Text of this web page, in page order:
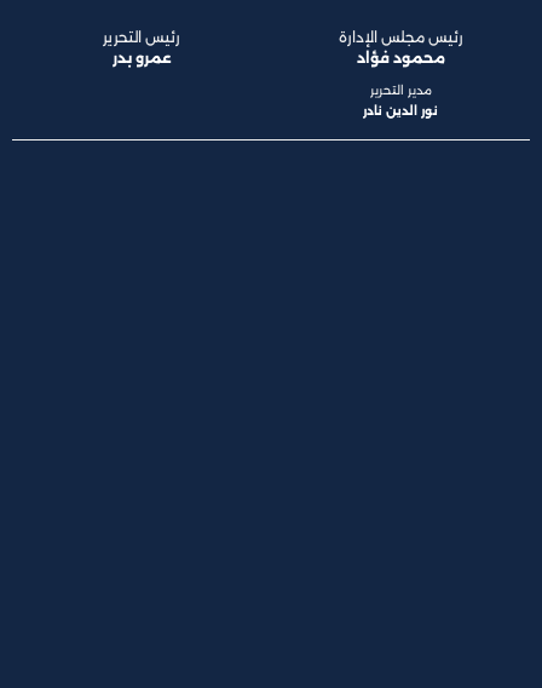
رئيس مجلس الإدارة
محمود فؤاد
مدير التحرير
نور الدين نادر
رئيس التحرير
عمرو بدر